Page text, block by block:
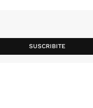
SUSCRIBITE